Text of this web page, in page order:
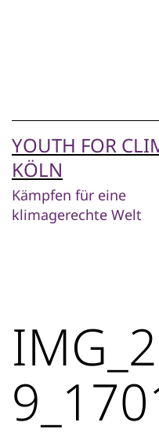
YOUTH FOR
KÖLN
Kämpfen für eine
klimagerechte Welt